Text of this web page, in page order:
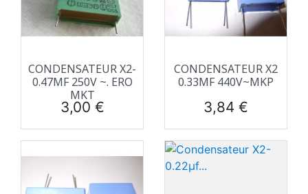
CONDENSATEUR X2-
0.47ΜF 250V ~. ERO
MKT
Prix
3,00 €
CONDENSATEUR X2
0.33ΜF 440V~MKP
Prix
3,84 €